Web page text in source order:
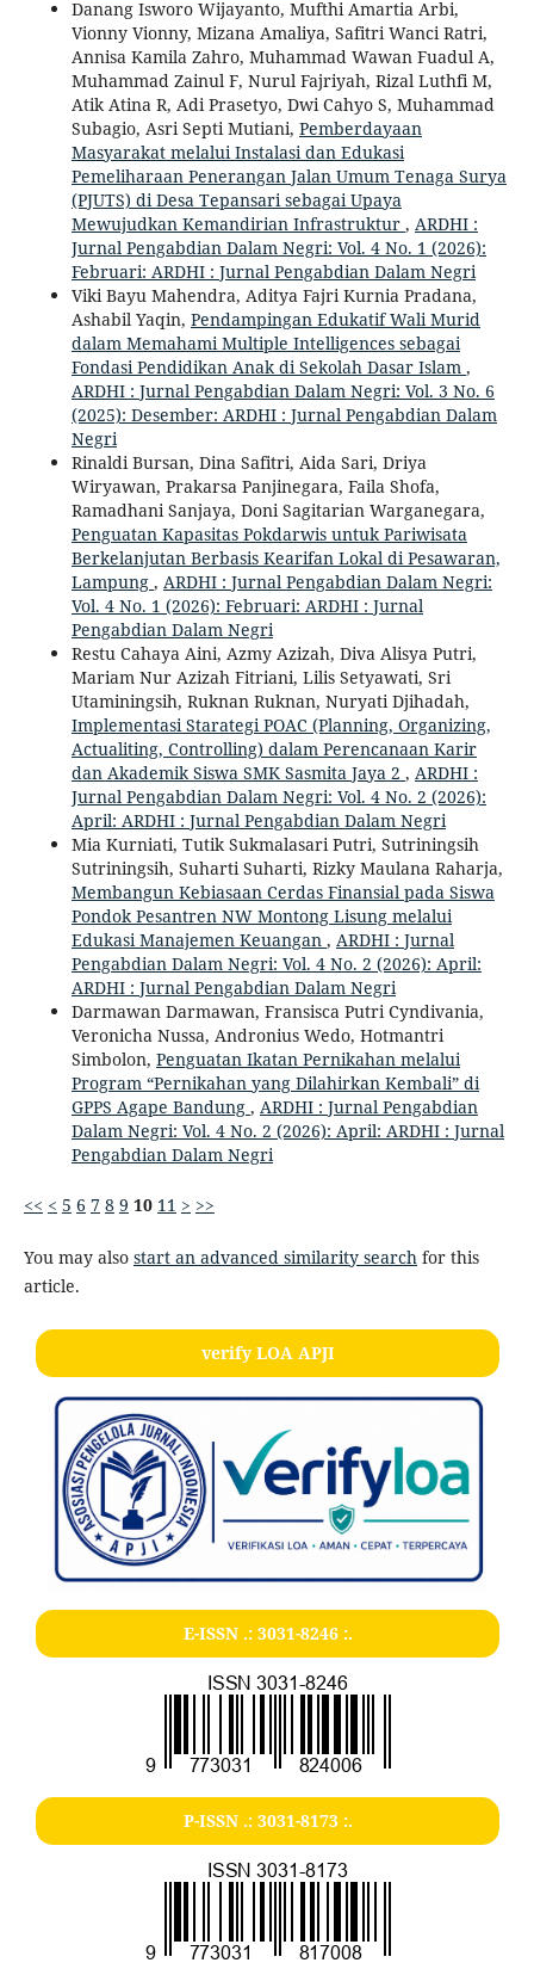
Danang Isworo Wijayanto, Mufthi Amartia Arbi,
Vionny Vionny, Mizana Amaliya, Safitri Wanci Ratri,
Annisa Kamila Zahro, Muhammad Wawan Fuadul A,
Muhammad Zainul F, Nurul Fajriyah, Rizal Luthfi M,
Atik Atina R, Adi Prasetyo, Dwi Cahyo S, Muhammad
Subagio, Asri Septi Mutiani, Pemberdayaan
Masyarakat melalui Instalasi dan Edukasi
Pemeliharaan Penerangan Jalan Umum Tenaga Surya
(PJUTS) di Desa Tepansari sebagai Upaya
Mewujudkan Kemandirian Infrastruktur , ARDHI :
Jurnal Pengabdian Dalam Negri: Vol. 4 No. 1 (2026):
Februari: ARDHI : Jurnal Pengabdian Dalam Negri
Viki Bayu Mahendra, Aditya Fajri Kurnia Pradana,
Ashabil Yaqin, Pendampingan Edukatif Wali Murid
dalam Memahami Multiple Intelligences sebagai
Fondasi Pendidikan Anak di Sekolah Dasar Islam ,
ARDHI : Jurnal Pengabdian Dalam Negri: Vol. 3 No. 6
(2025): Desember: ARDHI : Jurnal Pengabdian Dalam
Negri
Rinaldi Bursan, Dina Safitri, Aida Sari, Driya
Wiryawan, Prakarsa Panjinegara, Faila Shofa,
Ramadhani Sanjaya, Doni Sagitarian Warganegara,
Penguatan Kapasitas Pokdarwis untuk Pariwisata
Berkelanjutan Berbasis Kearifan Lokal di Pesawaran,
Lampung , ARDHI : Jurnal Pengabdian Dalam Negri:
Vol. 4 No. 1 (2026): Februari: ARDHI : Jurnal
Pengabdian Dalam Negri
Restu Cahaya Aini, Azmy Azizah, Diva Alisya Putri,
Mariam Nur Azizah Fitriani, Lilis Setyawati, Sri
Utaminingsih, Ruknan Ruknan, Nuryati Djihadah,
Implementasi Starategi POAC (Planning, Organizing,
Actualiting, Controlling) dalam Perencanaan Karir
dan Akademik Siswa SMK Sasmita Jaya 2 , ARDHI :
Jurnal Pengabdian Dalam Negri: Vol. 4 No. 2 (2026):
April: ARDHI : Jurnal Pengabdian Dalam Negri
Mia Kurniati, Tutik Sukmalasari Putri, Sutriningsih
Sutriningsih, Suharti Suharti, Rizky Maulana Raharja,
Membangun Kebiasaan Cerdas Finansial pada Siswa
Pondok Pesantren NW Montong Lisung melalui
Edukasi Manajemen Keuangan , ARDHI : Jurnal
Pengabdian Dalam Negri: Vol. 4 No. 2 (2026): April:
ARDHI : Jurnal Pengabdian Dalam Negri
Darmawan Darmawan, Fransisca Putri Cyndivania,
Veronicha Nussa, Andronius Wedo, Hotmantri
Simbolon, Penguatan Ikatan Pernikahan melalui
Program “Pernikahan yang Dilahirkan Kembali” di
GPPS Agape Bandung , ARDHI : Jurnal Pengabdian
Dalam Negri: Vol. 4 No. 2 (2026): April: ARDHI : Jurnal
Pengabdian Dalam Negri
<< < 5 6 7 8 9 10 11 > >>
You may also start an advanced similarity searchfor this
article.
verify LOA APJI
E-ISSN .: 3031-8246:.
P-ISSN .: 3031-8173:.